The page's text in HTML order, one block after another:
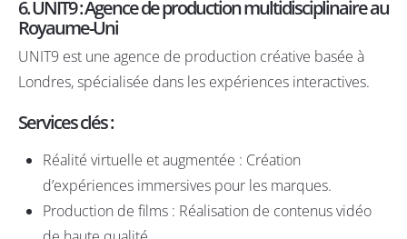
6. UNIT9 : Agence de production multidisciplinaire au
Royaume-Uni
UNIT9 est une agence de production créative basée à
Londres, spécialisée dans les expériences interactives.​
Services clés :
Réalité virtuelle et augmentée : Création
d’expériences immersives pour les marques.​
Production de films : Réalisation de contenus vidéo